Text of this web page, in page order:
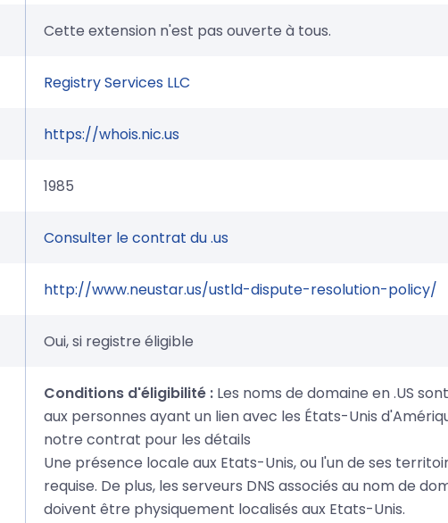
Cette extension n'est pas ouverte à tous.
Registry Services LLC
https://whois.nic.us
1985
Consulter le contrat du .us
http://www.neustar.us/ustld-dispute-resolution-policy/
Oui, si registre éligible
Conditions d'éligibilité : Les noms de domaine en .US
aux personnes ayant un lien avec les États-Unis
notre contrat pour les détails
Une présence locale aux Etats-Unis, ou l'un de ses
requise. De plus, les serveurs DNS associés au nom de
doivent être physiquement localisés aux Etats-Unis.